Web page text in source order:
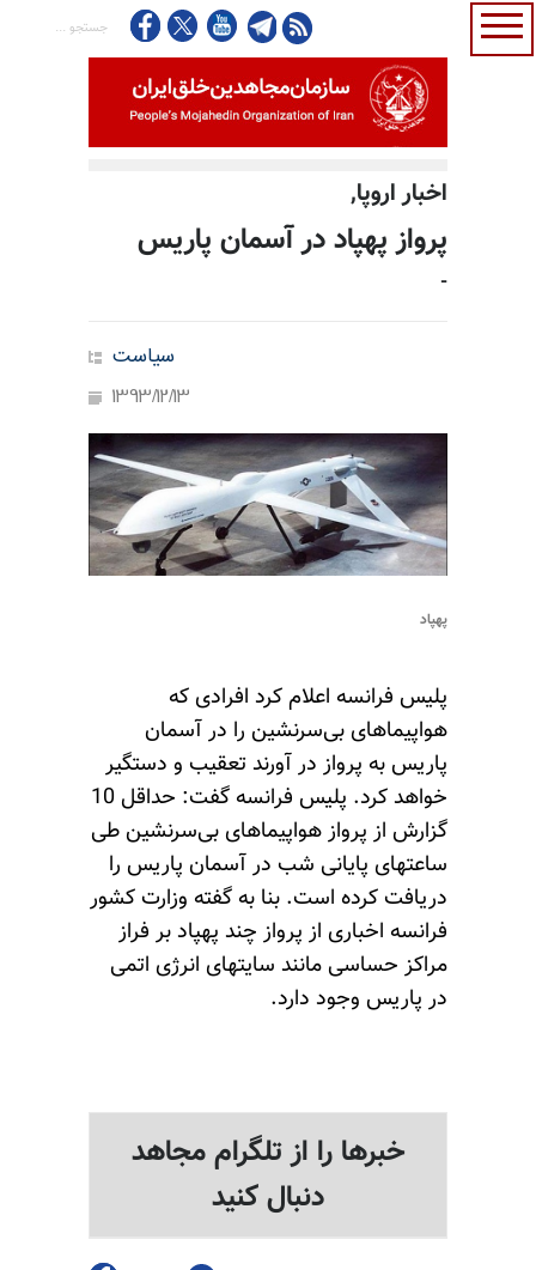
اخبار اروپا,
پرواز پهپاد در آسمان پاریس
-
سیاست
1393/12/13
پهپاد
پلیس فرانسه اعلام کرد افرادی که
هواپیماهای بی‌سرنشین را در آسمان
پاریس به پرواز در آورند تعقیب و دستگیر
خواهد کرد. پلیس فرانسه گفت: حداقل 10
گزارش از پرواز هواپیماهای بی‌سرنشین طی
ساعتهای پایانی شب در آسمان پاریس را
دریافت کرده است. بنا‌ به گفته وزارت کشور
فرانسه اخباری از پرواز چند پهپاد بر فراز
مراکز حساسی مانند سایتهای انرژی اتمی
در پاریس وجود دارد.
خبرها را از تلگرام مجاهد
دنبال کنید